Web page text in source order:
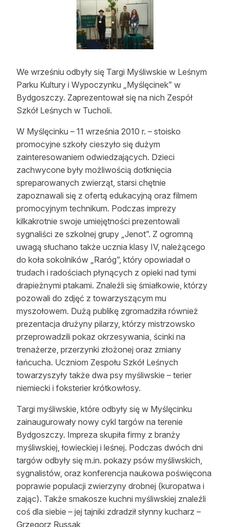
Strefa eksperta
Leśnik na zakupach
Z zagranicy
Lasy prywatne
O nas
100 lat „Lasu Polskiego”
Prenumerata
Reklama
Zostań autorem
Archiwum
Kontakt
We wrześniu odbyły się Targi Myśliwskie w Leśnym
Parku Kultury i Wypoczynku „Myślęcinek” w
Bydgoszczy. Zaprezentował się na nich Zespół
Szkół Leśnych w Tucholi.
W Myślęcinku – 11 września 2010 r. – stoisko
promocyjne szkoły cieszyło się dużym
zainteresowaniem odwiedzających. Dzieci
zachwycone były możliwością dotknięcia
spreparowanych zwierząt, starsi chętnie
zapoznawali się z ofertą edukacyjną oraz filmem
promocyjnym technikum. Podczas imprezy
kilkakrotnie swoje umiejętności prezentowali
sygnaliści ze szkolnej grupy „Jenot”. Z ogromną
uwagą słuchano także ucznia klasy IV, należącego
do koła sokolników „Raróg”, który opowiadał o
trudach i radościach płynących z opieki nad tymi
drapieżnymi ptakami. Znaleźli się śmiałkowie, którzy
pozowali do zdjęć z towarzyszącym mu
myszołowem. Dużą publikę zgromadziła również
prezentacja drużyny pilarzy, którzy mistrzowsko
przeprowadzili pokaz okrzesywania, ścinki na
trenażerze, przerzynki złożonej oraz zmiany
łańcucha. Uczniom Zespołu Szkół Leśnych
towarzyszyły także dwa psy myśliwskie – terier
niemiecki i foksterier krótkowłosy.
Targi myśliwskie, które odbyły się w Myślęcinku
zainaugurowały nowy cykl targów na terenie
Bydgoszczy. Impreza skupiła firmy z branży
myśliwskiej, łowieckiej i leśnej. Podczas dwóch dni
targów odbyły się m.in. pokazy psów myśliwskich,
sygnalistów, oraz konferencja naukowa poświęcona
poprawie populacji zwierzyny drobnej (kuropatwa i
zając). Także smakosze kuchni myśliwskiej znaleźli
coś dla siebie – jej tajniki zdradził słynny kucharz –
Grzegorz Russak